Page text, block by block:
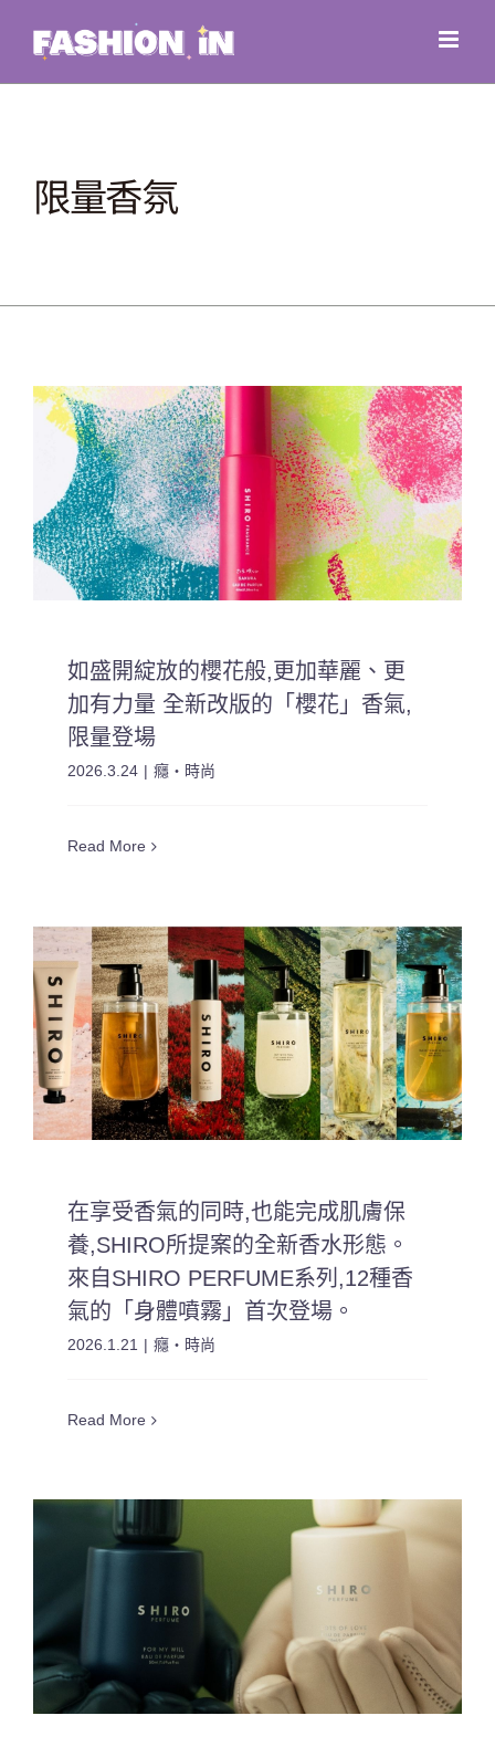
content
限量香氛
如盛開綻放的櫻花般,更加華麗、更
加有力量 全新改版的「櫻花」香氣,
限量登場
2026.3.24 | 癮・時尚
Read More
在享受香氣的同時,也能完成肌膚保
養,SHIRO所提案的全新香水形態。
來自SHIRO PERFUME系列,12種香
氣的「身體噴霧」首次登場。
2026.1.21 | 癮・時尚
Read More